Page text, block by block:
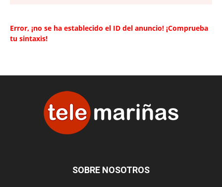
Error, ¡no se ha establecido el ID del anuncio! ¡Comprueba
tu sintaxis!
SOBRE NOSOTROS